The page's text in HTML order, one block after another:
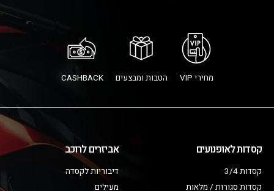
מחירי VIP הטבות ומבצעים CASHBACK
קסדות לאופנועים
קסדות 3/4
קסדות סגורות / מלאות
אביזרים לרוכב
דיבוריות לקסדה
מעילים